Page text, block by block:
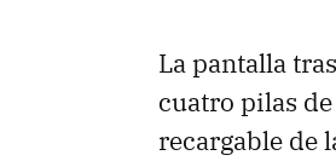
La pantalla
cuatro pilas
recargable de